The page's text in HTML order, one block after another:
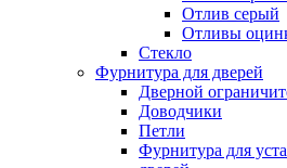
Отлив серый
Отливы
Стекло
Фурнитура для дверей
Дверной
Доводчики
Петли
Фурнитура для